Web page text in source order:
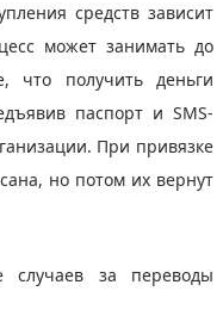
средств зависит
может занимать до
что получить деньги
паспорт и SMS-
При привязке
но потом их вернут
за переводы